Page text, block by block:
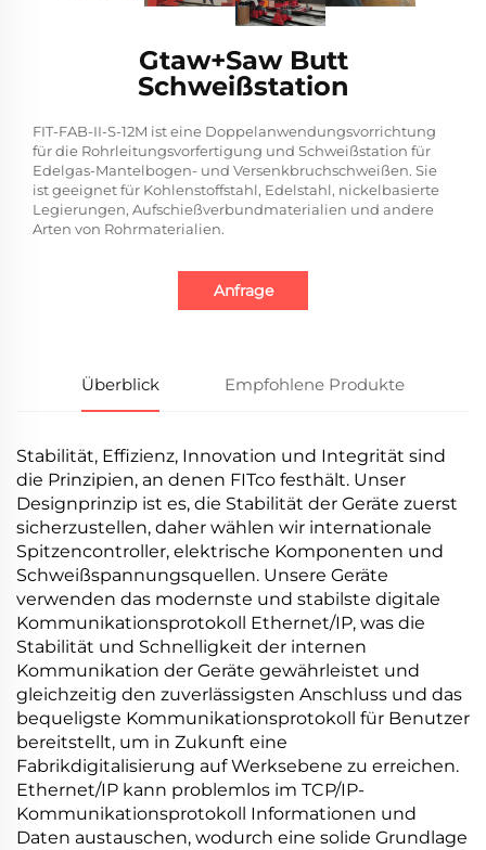
Gtaw+Saw Butt
Schweißstation
FIT-FAB-II-S-12M ist eine Doppelanwendungsvorrichtung
für die Rohrleitungsvorfertigung und Schweißstation für
Edelgas-Mantelbogen- und Versenkbruchschweißen. Sie
ist geeignet für Kohlenstoffstahl, Edelstahl, nickelbasierte
Legierungen, Aufschießverbundmaterialien und andere
Arten von Rohrmaterialien.
Anfrage
Überblick Empfohlene Produkte
Stabilität, Effizienz, Innovation und Integrität sind
die Prinzipien, an denen FITco festhält. Unser
Designprinzip ist es, die Stabilität der Geräte zuerst
sicherzustellen, daher wählen wir internationale
Spitzencontroller, elektrische Komponenten und
Schweißspannungsquellen. Unsere Geräte
verwenden das modernste und stabilste digitale
Kommunikationsprotokoll Ethernet/IP, was die
Stabilität und Schnelligkeit der internen
Kommunikation der Geräte gewährleistet und
gleichzeitig den zuverlässigsten Anschluss und das
bequeligste Kommunikationsprotokoll für Benutzer
bereitstellt, um in Zukunft eine
Fabrikdigitalisierung auf Werksebene zu erreichen.
Ethernet/IP kann problemlos im TCP/IP-
Kommunikationsprotokoll Informationen und
Daten austauschen, wodurch eine solide Grundlage